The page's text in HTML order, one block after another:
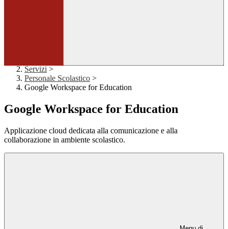
Servizi >
Personale Scolastico >
Google Workspace for Education
Google Workspace for Education
Applicazione cloud dedicata alla comunicazione e alla
collaborazione in ambiente scolastico.